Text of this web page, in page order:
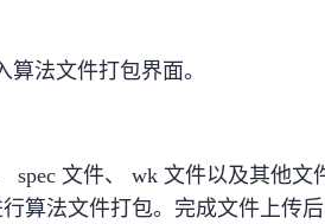
算法文件打包界面。
spec 文件、 wk 文件以及其他
算法文件打包。完成文件上传